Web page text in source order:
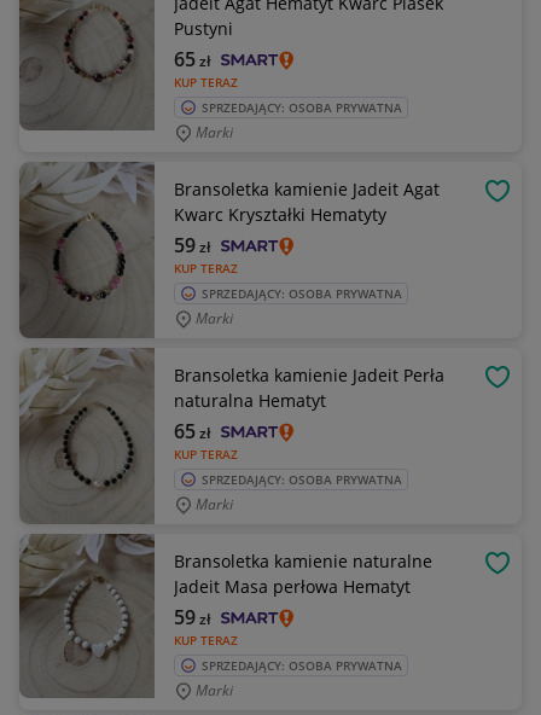
Pustyni
KUP TERAZ
65zł
SPRZEDAJĄCY: OSOBA PRYWATNA
Marki
Bransoletka kamienie Jadeit Agat
Kwarc Kryształki Hematyty
KUP TERAZ
59zł
SPRZEDAJĄCY: OSOBA PRYWATNA
Marki
Bransoletka kamienie Jadeit Perła
naturalna Hematyt
KUP TERAZ
65zł
SPRZEDAJĄCY: OSOBA PRYWATNA
Marki
Bransoletka kamienie naturalne
Jadeit Masa perłowa Hematyt
KUP TERAZ
59zł
SPRZEDAJĄCY: OSOBA PRYWATNA
Marki